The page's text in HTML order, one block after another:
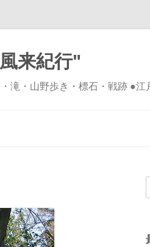
来紀行"
・山野歩き・標石・戦跡 ●江